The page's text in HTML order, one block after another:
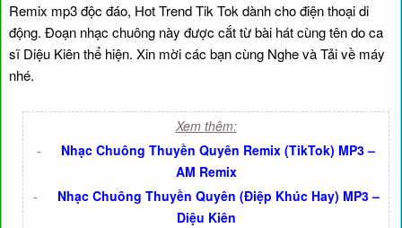
Remix mp3 độc đáo, Hot Trend Tik Tok dành cho điện thoại di
động. Đoạn nhạc chuông này được cắt từ bài hát cùng tên do ca
sĩ Diệu Kiên thể hiện. Xin mời các bạn cùng Nghe và Tải về máy
nhé.
Xem thêm:
-
Nhạc Chuông Thuyền Quyên Remix (TikTok) MP3 –
AM Remix
-
Nhạc Chuông Thuyền Quyên (Điệp Khúc Hay) MP3 –
Diệu Kiên